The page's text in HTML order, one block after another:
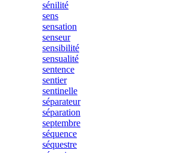
sénilité
sens
sensation
senseur
sensibilité
sensualité
sentence
sentier
sentinelle
séparateur
séparation
septembre
séquence
séquestre